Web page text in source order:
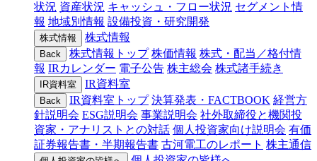
状況 資産状況 キャッシュ・フロー状況 セグメント情
報 地域別情報 設備投資・研究開発
株式情報 株式情報
Back 株式情報トップ 株価情報 株式・配当／格付情
報 IRカレンダー 電子公告 株主総会 株式諸手続き
IR資料室 IR資料室
Back IR資料室トップ 決算発表・FACTBOOK 経営方
針説明会 ESG説明会 事業説明会 社外取締役と機関投
資家・アナリストとの対話 個人投資家向け説明会 有価
証券報告書・半期報告書 古河電工のレポート 株主通信